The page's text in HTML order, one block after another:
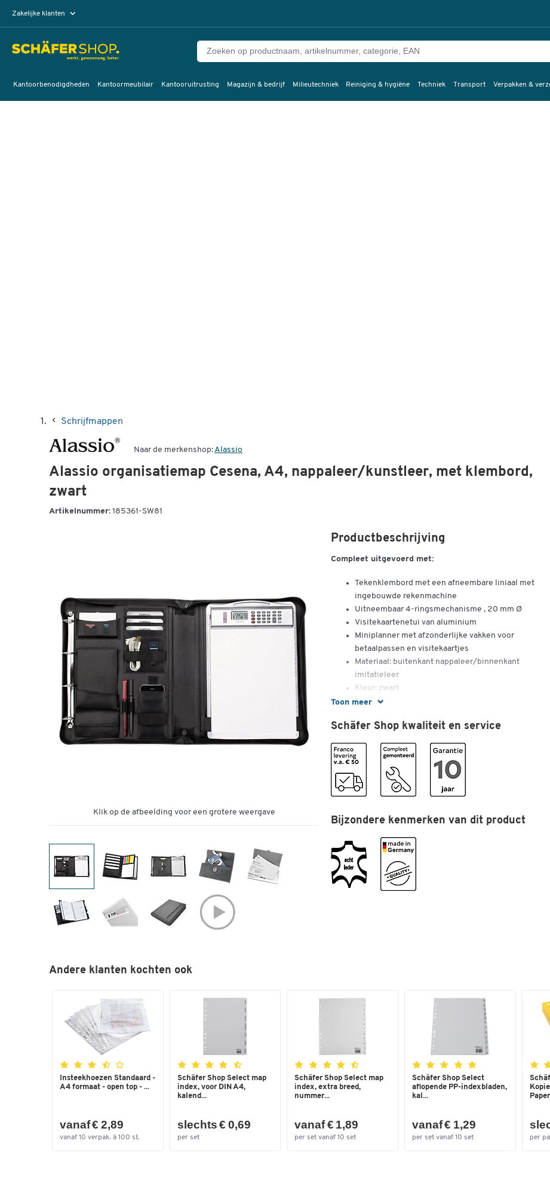
Zakelijke klanten
Kantoorbenodigdheden Kantoormeubilair Kantooruitrusting Magazijn & bedrijf Milieutechniek Reiniging & hygiëne Techniek Transport Verpakken &
Schrijfmappen
Naar de merkenshop:Alassio
Alassio organisatiemap Cesena, A4, nappaleer/kunstleer, met klembord,
zwart
Artikelnummer: 185361-SW81
Klik op de afbeelding voor een grotere weergave
Toon meer
Productbeschrijving
Compleet uitgevoerd met:
Tekenklembord met een afneembare liniaal met
ingebouwde rekenmachine
Uitneembaar 4-ringsmechanisme , 20 mm Ø
Visitekaartenetui van aluminium
Miniplanner met afzonderlijke vakken voor
betaalpassen en visitekaartjes
Materiaal: buitenkant nappaleer/binnenkant
imitatieleer
Kleur: zwart
Afm.: ca. 370 x 300 x 60 mm
Schäfer Shop kwaliteit en service
Bijzondere kenmerken van dit product
Andere klanten kochten ook
Insteekhoezen Standaard -
A4 formaat - open top - ...
vanaf € 2,89
vanaf 10 verpak. à 100 st.
Schäfer Shop Select map
index, voor DIN A4,
kalend...
slechts € 0,69
per set
Schäfer Shop Select map
index, extra breed,
nummer...
vanaf € 1,89
per set vanaf 10 set
Schäfer Shop Select
aflopende PP-indexbladen,
kal...
vanaf € 1,29
per set vanaf 10 set per